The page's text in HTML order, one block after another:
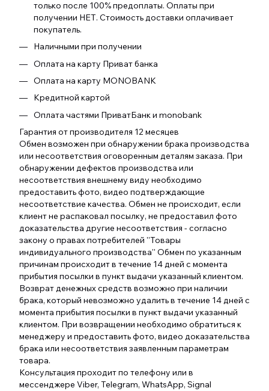
только после 100% предоплаты. Оплаты при
получении НЕТ. Стоимость доставки оплачивает
покупатель.
Наличными при получении
Оплата на карту Приват банка
Оплата на карту MONOBANK
Кредитной картой
Оплата частями ПриватБанк и monobank
Гарантия от производителя 12 месяцев
Обмен возможен при обнаружении брака производства
или несоответствия оговоренным деталям заказа. При
обнаружении дефектов производства или
несоответствия внешнему виду необходимо
предоставить фото, видео подтверждающие
несоответствие качества. Обмен не происходит, если
клиент не распаковал посылку, не предоставил фото
доказательства другие несоответствия - согласно
закону о правах потребителей ''Товары
индивидуального производства'' Обмен по указанным
причинам происходит в течение 14 дней с момента
прибытия посылки в пункт выдачи указанный клиентом.
Возврат денежных средств возможно при наличии
брака, который невозможно удалить в течение 14 дней с
момента прибытия посылки в пункт выдачи указанный
клиентом. При возвращении необходимо обратиться к
менеджеру и предоставить фото, видео доказательства
брака или несоответствия заявленным параметрам
товара.
Консультация проходит по телефону или в
мессенджере Viber, Telegram, WhatsApp, Signal